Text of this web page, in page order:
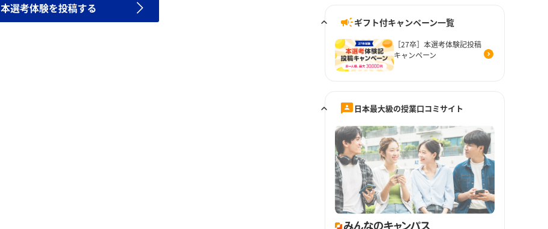
本選考体験を投稿する
ギフト付キャンペーン一覧
［27卒］本選考体験記投稿
キャンペーン
日本最大級の授業口コミサイト